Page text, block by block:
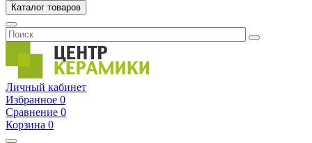
Каталог товаров
Личный кабинет
Избранное 0
Сравнение 0
Корзина 0